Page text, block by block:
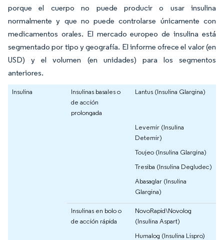
porque el cuerpo no puede producir o usar insulina
normalmente y que no puede controlarse únicamente con
medicamentos orales. El mercado europeo de insulina está
segmentado por tipo y geografía. El informe ofrece el valor (en
USD) y el volumen (en unidades) para los segmentos
anteriores.
Insulina
Insulinas basales o
de acción
prolongada
Lantus (Insulina Glargina)
Levemir (Insulina
Detemir)
Toujeo (Insulina Glargina)
Tresiba (Insulina Degludec)
Abasaglar (Insulina
Glargina)
Insulinas en bolo o
de acción rápida
NovoRapid\Novolog
(Insulina Aspart)
Humalog (Insulina Lispro)